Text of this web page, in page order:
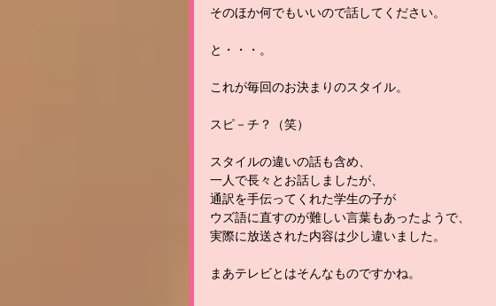
そのほか何でもいいので話してください。
と・・・。
これが毎回のお決まりのスタイル。
スピ－チ？（笑）
スタイルの違いの話も含め、
一人で長々とお話しましたが、
通訳を手伝ってくれた学生の子が
ウズ語に直すのが難しい言葉もあったようで、
実際に放送された内容は少し違いました。
まあテレビとはそんなものですかね。